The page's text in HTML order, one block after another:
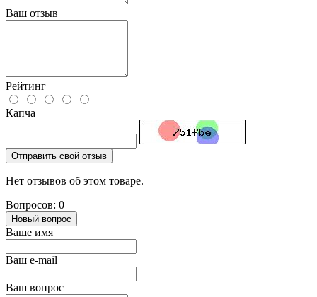
Ваш отзыв
Рейтинг
Капча
Отправить свой отзыв
Нет отзывов об этом товаре.
Вопросов: 0
Новый вопрос
Ваше имя
Ваш e-mail
Ваш вопрос